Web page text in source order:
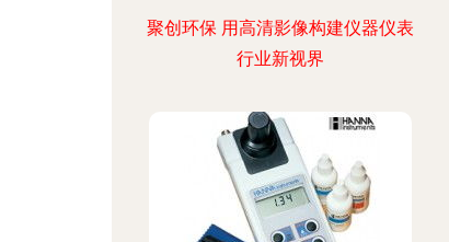
聚创环保 用高清影像构建仪器仪表
行业新视界